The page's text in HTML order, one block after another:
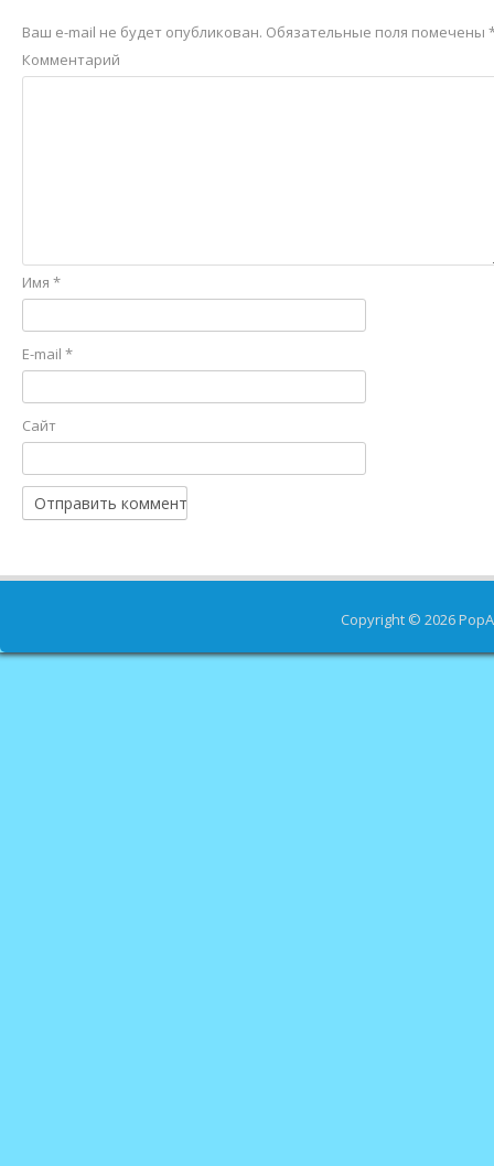
Ваш e-mail не будет опубликован. Обязательные поля помечены
Комментарий
Имя *
E-mail *
Сайт
Copyright © 2026